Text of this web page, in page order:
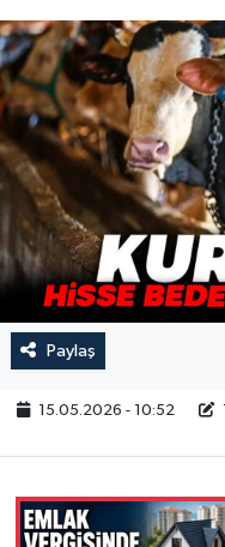
Paylaş
15.05.2026 - 10:52